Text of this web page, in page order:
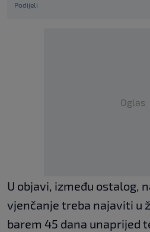
Podijeli
Oglas
U objavi, između ostalog,
vjenčanje treba najaviti u
barem 45 dana unaprijed